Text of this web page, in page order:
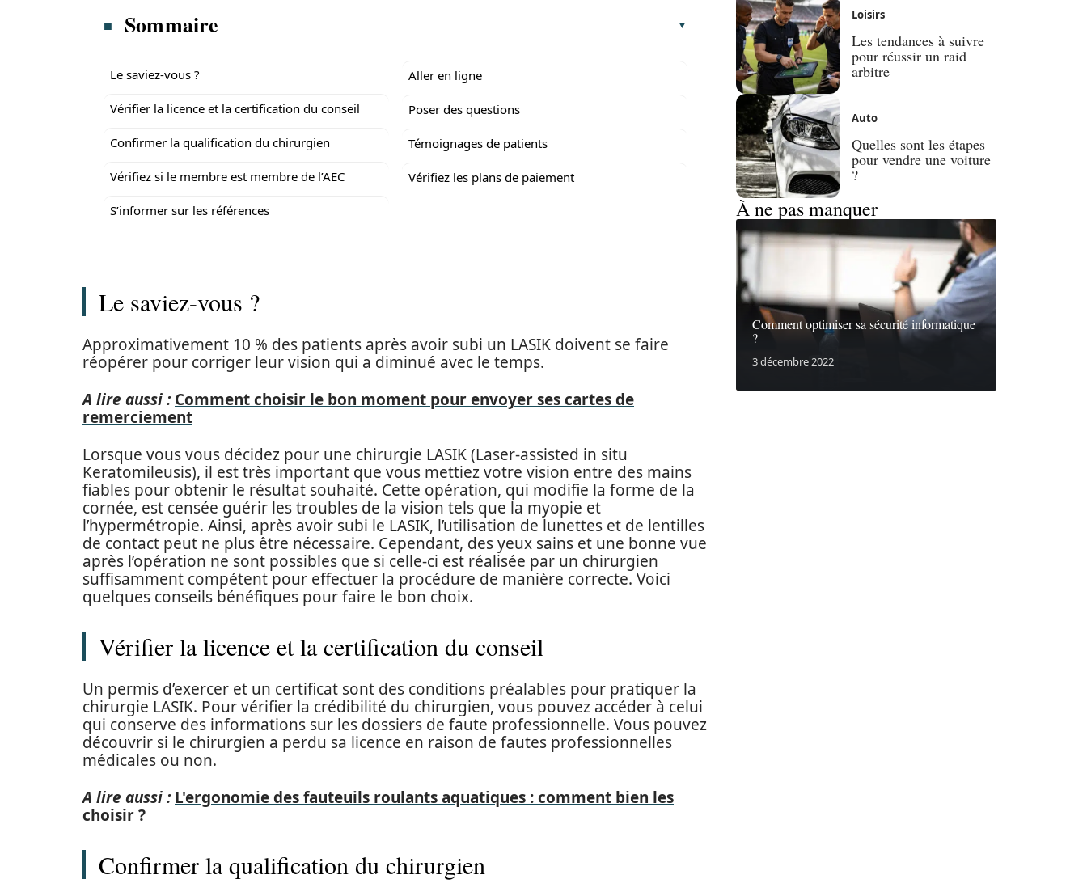
Sommaire
Le saviez-vous ?
Vérifier la licence et la certification du conseil
Confirmer la qualification du chirurgien
Vérifiez si le membre est membre de l’AEC
S’informer sur les références
Aller en ligne
Poser des questions
Témoignages de patients
Vérifiez les plans de paiement
Le saviez-vous ?
Approximativement 10 % des patients après avoir subi un LASIK doivent se faire
réopérer pour corriger leur vision qui a diminué avec le temps.
A lire aussi : Comment choisir le bon moment pour envoyer ses cartes de
remerciement
Lorsque vous vous décidez pour une chirurgie LASIK (Laser-assisted in situ
Keratomileusis), il est très important que vous mettiez votre vision entre des mains
fiables pour obtenir le résultat souhaité. Cette opération, qui modifie la forme de la
cornée, est censée guérir les troubles de la vision tels que la myopie et
l’hypermétropie. Ainsi, après avoir subi le LASIK, l’utilisation de lunettes et de lentilles
de contact peut ne plus être nécessaire. Cependant, des yeux sains et une bonne vue
après l’opération ne sont possibles que si celle-ci est réalisée par un chirurgien
suffisamment compétent pour effectuer la procédure de manière correcte. Voici
quelques conseils bénéfiques pour faire le bon choix.
Vérifier la licence et la certification du conseil
Un permis d’exercer et un certificat sont des conditions préalables pour pratiquer la
chirurgie LASIK. Pour vérifier la crédibilité du chirurgien, vous pouvez accéder à celui
qui conserve des informations sur les dossiers de faute professionnelle. Vous pouvez
découvrir si le chirurgien a perdu sa licence en raison de fautes professionnelles
médicales ou non.
A lire aussi : L'ergonomie des fauteuils roulants aquatiques : comment bien les
choisir ?
Confirmer la qualification du chirurgien
Loisirs
Les tendances à suivre
pour réussir un raid
arbitre
Auto
Quelles sont les étapes
pour vendre une voiture
?
À ne pas manquer
Comment optimiser sa sécurité informatique
?
3 décembre 2022